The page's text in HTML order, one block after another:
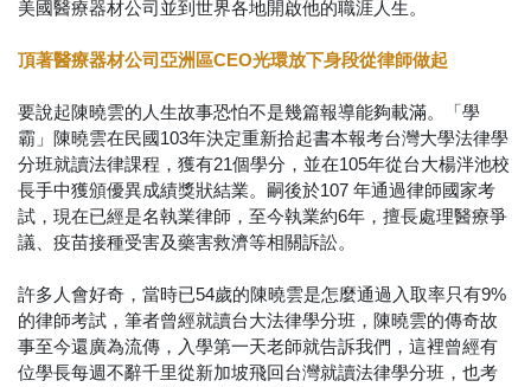
美國醫療器材公司並到世界各地開啟他的職涯人生。
頂著醫療器材公司亞洲區CEO光環放下身段從律師做起
要說起陳曉雲的人生故事恐怕不是幾篇報導能夠載滿。「學
霸」陳曉雲在民國103年決定重新拾起書本報考台灣大學法律學
分班就讀法律課程，獲有21個學分，並在105年從台大楊泮池校
長手中獲頒優異成績獎狀結業。嗣後於107 年通過律師國家考
試，現在已經是名執業律師，至今執業約6年，擅長處理醫療爭
議、疫苗接種受害及藥害救濟等相關訴訟。
許多人會好奇，當時已54歲的陳曉雲是怎麼通過入取率只有9%
的律師考試，筆者曾經就讀台大法律學分班，陳曉雲的傳奇故
事至今還廣為流傳，入學第一天老師就告訴我們，這裡曾經有
位學長每週不辭千里從新加坡飛回台灣就讀法律學分班，也考